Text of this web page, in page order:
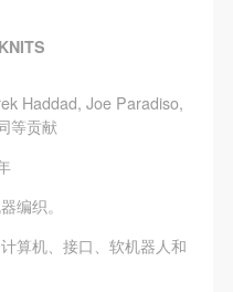
Haddad, Joe Paradiso,
等贡献
编织。
算机、接口、软机器人和